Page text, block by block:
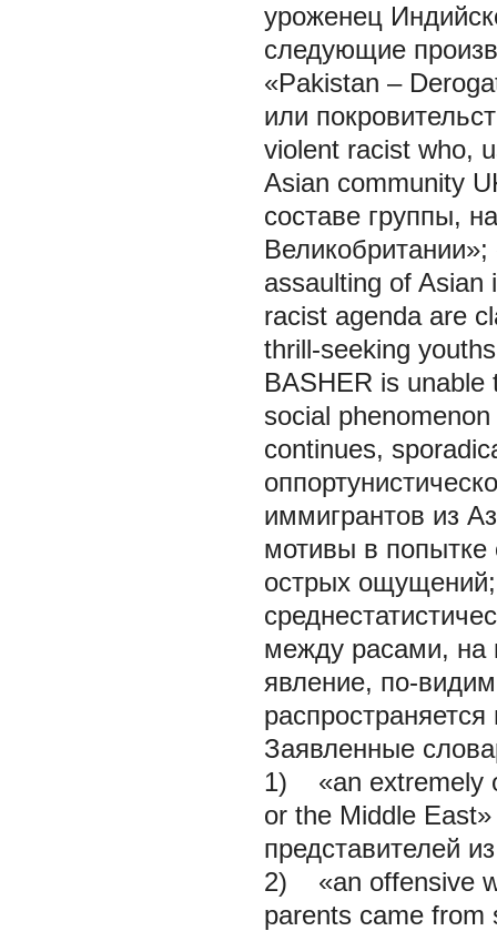
уроженец
следующие
«Pakistan –
или
violent racist who,
Asian community
составе группы,
assaulting of Asian
racist agenda are
thrill-seeking
BASHER is
social
continues,
иммигрантов из
мотивы в
острых ощущений;
между расами, на
явление, по-
Заявленные
1) «an extremely
or the Middle
представителей
2) «an offensive
parents came from